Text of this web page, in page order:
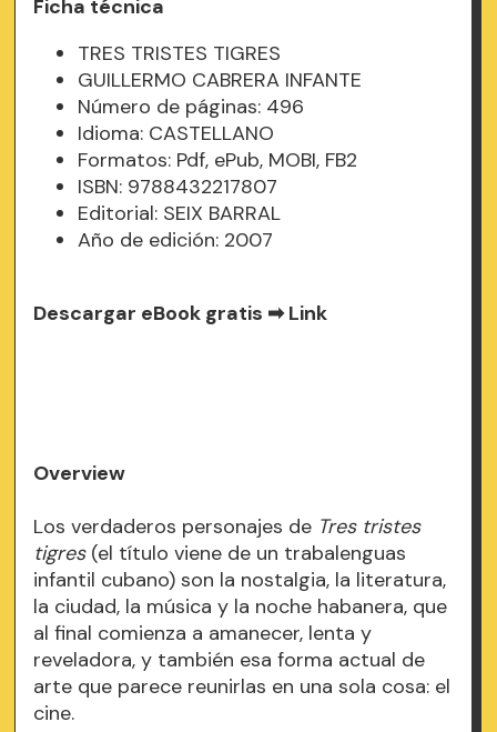
Ficha técnica
TRES TRISTES TIGRES
GUILLERMO CABRERA INFANTE
Número de páginas: 496
Idioma: CASTELLANO
Formatos: Pdf, ePub, MOBI, FB2
ISBN: 9788432217807
Editorial: SEIX BARRAL
Año de edición: 2007
Descargar eBook gratis ➡Link
Overview
Los verdaderos personajes de Tres tristes
tigres(el título viene de un trabalenguas
infantil cubano) son la nostalgia, la literatura,
la ciudad, la música y la noche habanera, que
al final comienza a amanecer, lenta y
reveladora, y también esa forma actual de
arte que parece reunirlas en una sola cosa: el
cine.